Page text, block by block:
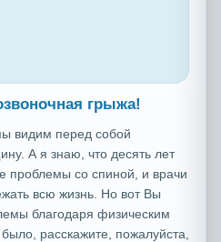
грыжа!
видим перед собой
А я знаю, что десять лет
проблемы со спиной, и врачи
всю жизнь. Но вот Вы
благодаря физическим
расскажите, пожалуйста,